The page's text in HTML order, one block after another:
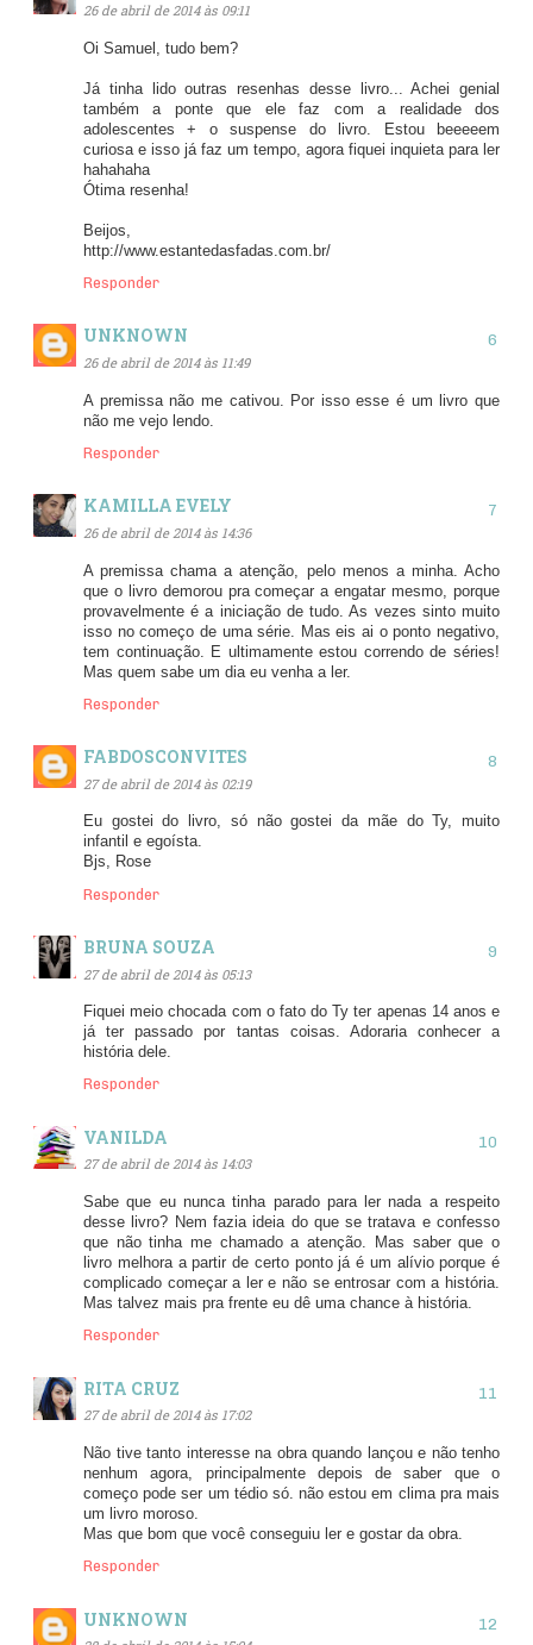
26 de abril de 2014 às 09:11
Oi Samuel, tudo bem?
Já tinha lido outras resenhas desse livro... Achei genial
também a ponte que ele faz com a realidade dos
adolescentes + o suspense do livro. Estou beeeeem
curiosa e isso já faz um tempo, agora fiquei inquieta para ler
hahahaha
Ótima resenha!
Beijos,
http://www.estantedasfadas.com.br/
Responder
UNKNOWN
26 de abril de 2014 às 11:49
A premissa não me cativou. Por isso esse é um livro que
não me vejo lendo.
Responder
KAMILLA EVELY
26 de abril de 2014 às 14:36
A premissa chama a atenção, pelo menos a minha. Acho
que o livro demorou pra começar a engatar mesmo, porque
provavelmente é a iniciação de tudo. As vezes sinto muito
isso no começo de uma série. Mas eis ai o ponto negativo,
tem continuação. E ultimamente estou correndo de séries!
Mas quem sabe um dia eu venha a ler.
Responder
FABDOSCONVITES
27 de abril de 2014 às 02:19
Eu gostei do livro, só não gostei da mãe do Ty, muito
infantil e egoísta.
Bjs, Rose
Responder
BRUNA SOUZA
27 de abril de 2014 às 05:13
Fiquei meio chocada com o fato do Ty ter apenas 14 anos e
já ter passado por tantas coisas. Adoraria conhecer a
história dele.
Responder
VANILDA
27 de abril de 2014 às 14:03
Sabe que eu nunca tinha parado para ler nada a respeito
desse livro? Nem fazia ideia do que se tratava e confesso
que não tinha me chamado a atenção. Mas saber que o
livro melhora a partir de certo ponto já é um alívio porque é
complicado começar a ler e não se entrosar com a história.
Mas talvez mais pra frente eu dê uma chance à história.
Responder
RITA CRUZ
27 de abril de 2014 às 17:02
Não tive tanto interesse na obra quando lançou e não tenho
nenhum agora, principalmente depois de saber que o
começo pode ser um tédio só. não estou em clima pra mais
um livro moroso.
Mas que bom que você conseguiu ler e gostar da obra.
Responder
UNKNOWN